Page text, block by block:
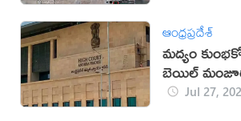
ఆంధ్రప్రదేశ్
మద్యం
బెయిల్
Jul 27,